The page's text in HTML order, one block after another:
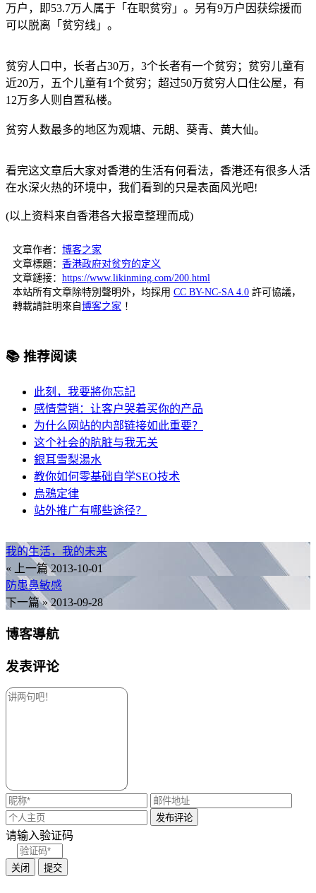
万户，即53.7万人属于「在职贫穷」。另有9万户因获综援而
可以脱离「贫穷线」。
贫穷人口中，长者占30万，3个长者有一个贫穷；贫穷儿童有
近20万，五个儿童有1个贫穷；超过50万贫穷人口住公屋，有
12万多人则自置私楼。
贫穷人数最多的地区为观塘、元朗、葵青、黄大仙。
看完这文章后大家对香港的生活有何看法，香港还有很多人活
在水深火热的环境中，我们看到的只是表面风光吧!
(以上资料来自香港各大报章整理而成)
文章作者： 博客之家
文章標題： 香港政府对贫穷的定义
文章鏈接： https://www.likinming.com/200.html
本站所有文章除特別聲明外，均採用 CC BY-NC-SA 4.0 許可協議，
轉載請註明來自 博客之家 ！
📚 推荐阅读
此刻，我要將你忘記
感情营销：让客户哭着买你的产品
为什么网站的内部链接如此重要？
这个社会的肮脏与我无关
銀耳雪梨湯水
教你如何零基础自学SEO技术
烏鴉定律
站外推广有哪些途径？
我的生活，我的未来
« 上一篇 2013-10-01
防患鼻敏感
下一篇 » 2013-09-28
博客導航
发表评论
请输入验证码
关闭 提交